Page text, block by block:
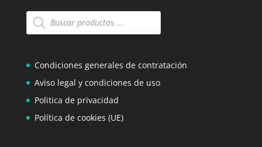
Búsqueda
de
Condiciones generales de contratación
Aviso legal y condiciones de uso
Politica de privacidad
Política de cookies (UE)